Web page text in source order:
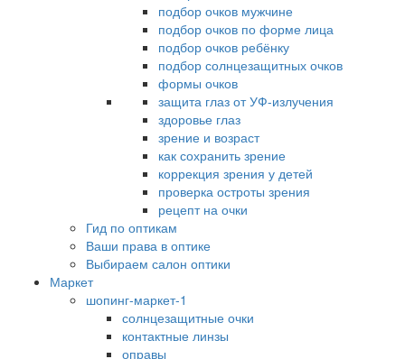
подбор очков мужчине
подбор очков по форме лица
подбор очков ребёнку
подбор солнцезащитных очков
формы очков
защита глаз от УФ-излучения
здоровье глаз
зрение и возраст
как сохранить зрение
коррекция зрения у детей
проверка остроты зрения
рецепт на очки
Гид по оптикам
Ваши права в оптике
Выбираем салон оптики
Маркет
шопинг-маркет-1
солнцезащитные очки
контактные линзы
оправы